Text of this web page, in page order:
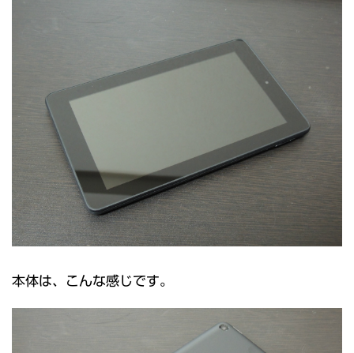
本体は、こんな感じです。